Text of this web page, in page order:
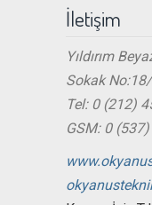
İletişim
Yıldırım
Sokak
Tel: 0 (212)
GSM: 0